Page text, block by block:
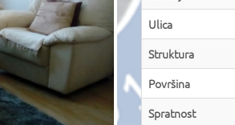
Ulica
Struktura
Površina
Spratnost